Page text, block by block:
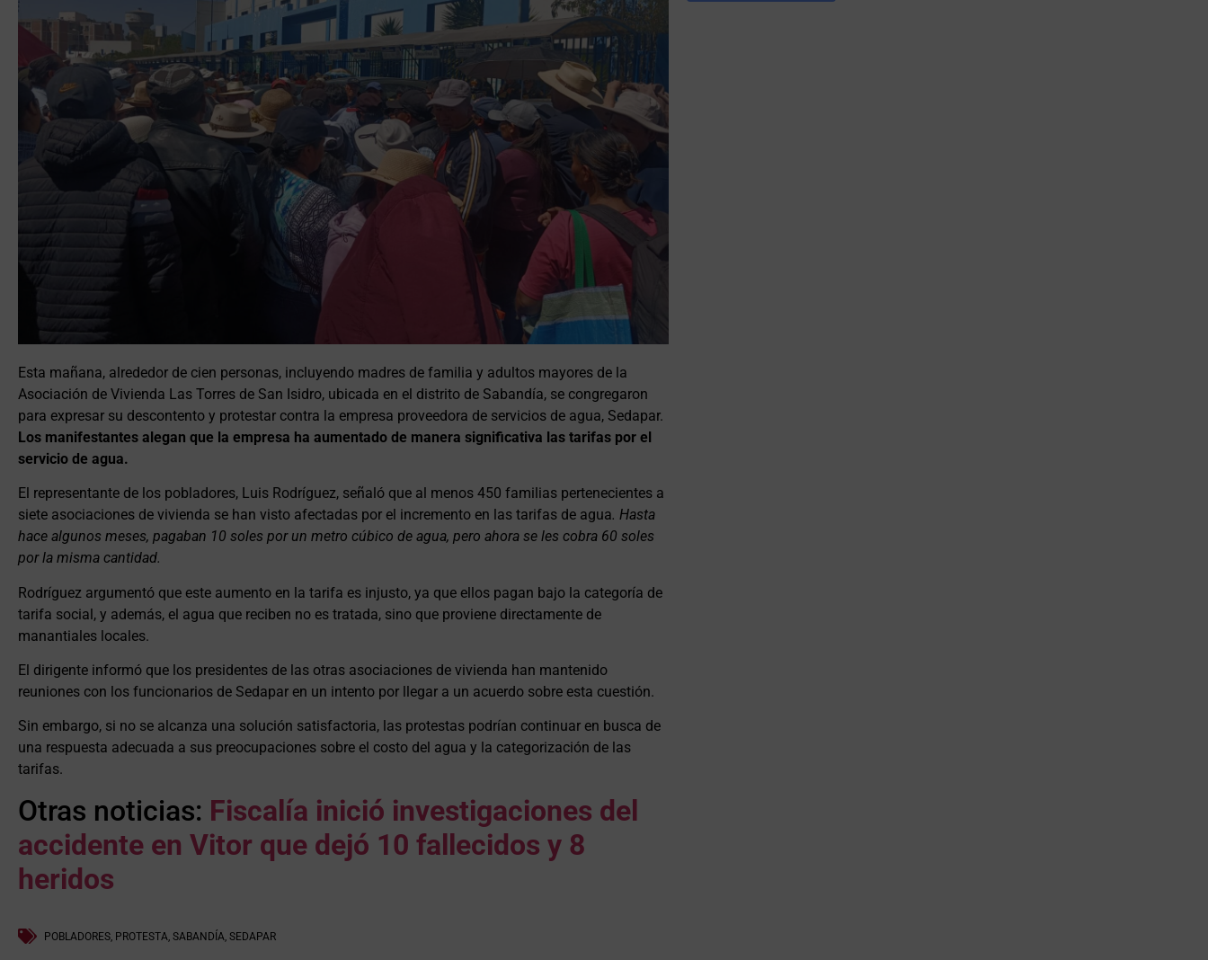
Esta mañana, alrededor de cien personas, incluyendo madres de familia y adultos mayores de la
Asociación de Vivienda Las Torres de San Isidro, ubicada en el distrito de Sabandía, se congregaron
para expresar su descontento y protestar contra la empresa proveedora de servicios de agua, Sedapar.
Los manifestantes alegan que la empresa ha aumentado de manera significativa las tarifas por el
servicio de agua.
El representante de los pobladores, Luis Rodríguez, señaló que al menos 450 familias pertenecientes a
siete asociaciones de vivienda se han visto afectadas por el incremento en las tarifas de agua. Hasta
hace algunos meses, pagaban 10 soles por un metro cúbico de agua, pero ahora se les cobra 60 soles
por la misma cantidad.
Rodríguez argumentó que este aumento en la tarifa es injusto, ya que ellos pagan bajo la categoría de
tarifa social, y además, el agua que reciben no es tratada, sino que proviene directamente de
manantiales locales.
El dirigente informó que los presidentes de las otras asociaciones de vivienda han mantenido
reuniones con los funcionarios de Sedapar en un intento por llegar a un acuerdo sobre esta cuestión.
Sin embargo, si no se alcanza una solución satisfactoria, las protestas podrían continuar en busca de
una respuesta adecuada a sus preocupaciones sobre el costo del agua y la categorización de las
tarifas.
Otras noticias: Fiscalía inició investigaciones del
accidente en Vitor que dejó 10 fallecidos y 8
heridos
POBLADORES PROTESTA SABANDÍA SEDAPAR